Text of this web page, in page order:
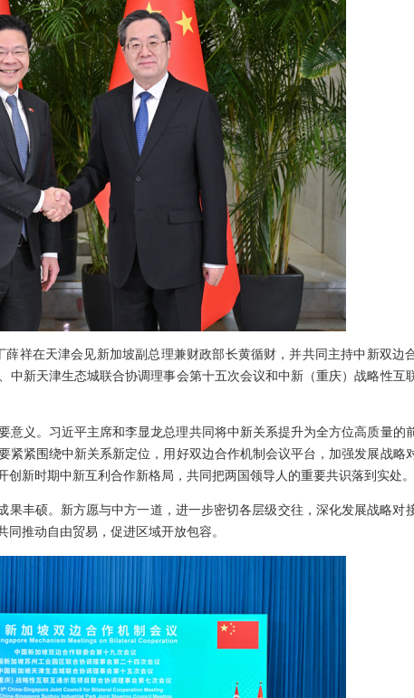
祥在天津会见新加坡副总理兼财政部长黄循财，并共同主持中新双边
新天津生态城联合协调理事会第十五次会议和中新（重庆）战略性互
意义。习近平主席和李显龙总理共同将中新关系提升为全方位高质量的
紧围绕中新关系新定位，用好双边合作机制会议平台，加强发展战略
新时期中新互利合作新格局，共同把两国领导人的重要共识落到实处。
果丰硕。新方愿与中方一道，进一步密切各层级交往，深化发展战略对
推动自由贸易，促进区域开放包容。